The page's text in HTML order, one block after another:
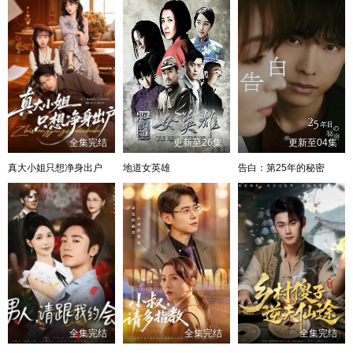
全集完结
真大小姐只想净身出户
更新至26集
地道女英雄
更新至04集
告白：第25年的秘密
全集完结 全集完结 全集完结